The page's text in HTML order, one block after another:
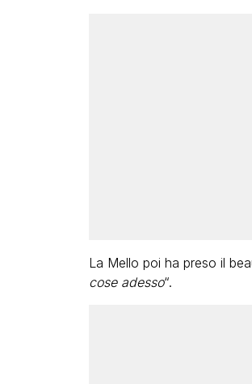
La Mello poi ha preso il
cose adesso“.